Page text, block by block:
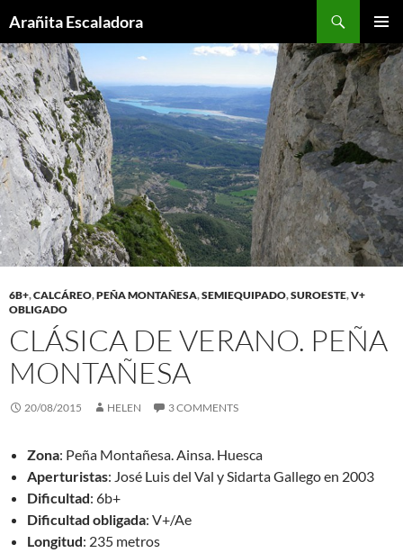
to
content
Arañita Escaladora
MENU
6B+,CALCÁREO,PEÑA MONTAÑESA,SEMIEQUIPADO,SUROESTE,V+
OBLIGADO
CLÁSICA DE VERANO. PEÑA
MONTAÑESA
20/08/2015 HELEN 3 COMMENTS
Zona: Peña Montañesa. Ainsa. Huesca
Aperturistas: José Luis del Val y Sidarta Gallego en 2003
Dificultad: 6b+
Dificultad obligada: V+/Ae
Longitud: 235 metros